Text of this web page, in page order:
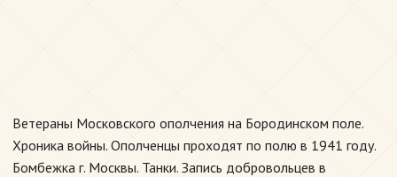
Ветераны Московского ополчения на Бородинском поле.
Хроника войны. Ополченцы проходят по полю в 1941 году.
Бомбежка г. Москвы. Танки. Запись добровольцев в